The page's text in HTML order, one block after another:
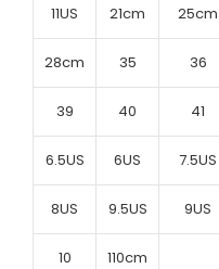
11US 21cm 25cm
28cm 35 36
39 40 41
6.5US 6US 7.5US
8US 9.5US 9US
10 110cm